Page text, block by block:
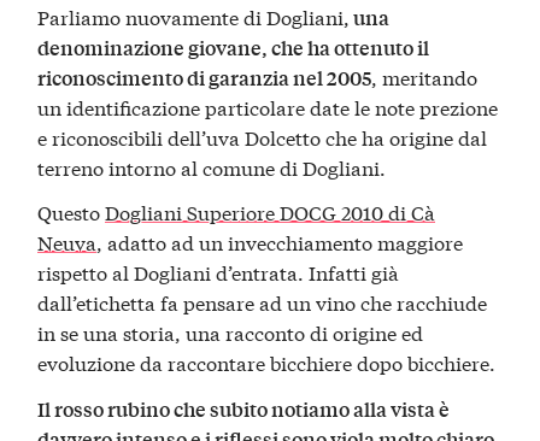
Parliamo nuovamente di Dogliani, una
denominazione giovane, che ha ottenuto il
riconoscimento di garanzia nel 2005 , meritando
un identificazione particolare date le note prezione
e riconoscibili dell’uva Dolcetto che ha origine dal
terreno intorno al comune di Dogliani.
QuestoDogliani Superiore DOCG 2010 di Cà
Neuva, adatto ad un invecchiamento maggiore
rispetto al Dogliani d’entrata. Infatti già
dall’etichetta fa pensare ad un vino che racchiude
in se una storia, una racconto di origine ed
evoluzione da raccontare bicchiere dopo bicchiere.
Il rosso rubino che subito notiamo alla vista è